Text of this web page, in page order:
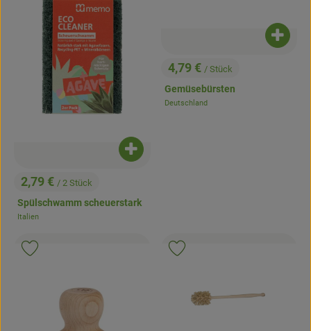
, Preis:
2,79 € / 2 Stück
Spülschwamm scheuerstark
, Herkunft:
Italien
Produkt zum Warenkorb hinzufügen
, Preis:
4,79 € / Stück
Gemüsebürsten
, Herkunft:
Deutschland
, Verband: